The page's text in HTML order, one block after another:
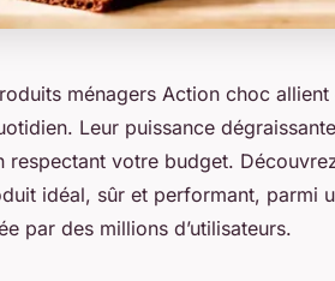
ménagers Action choc
Leur puissance
respectant votre budget.
idéal, sûr et performant, parmi
par des millions d’utilisateurs.